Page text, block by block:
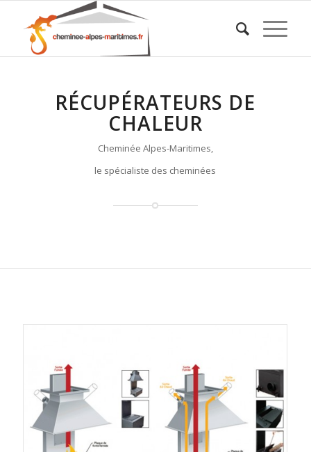
RÉCUPÉRATEURS DE
CHALEUR
Cheminée Alpes-Maritimes,
le spécialiste des cheminées